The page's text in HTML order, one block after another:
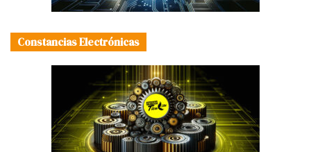
Constancias Electrónicas